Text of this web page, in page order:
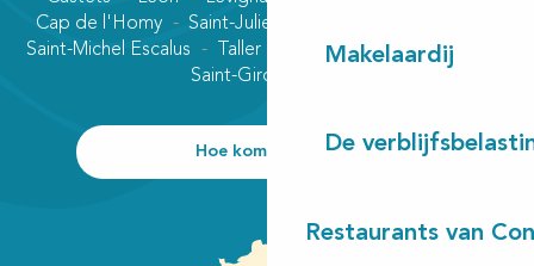
Makelaardij
De
Restaurants van
Cap de l'Homy
Saint-Julien-en-Born
Saint-Michel Escalus
Taller
Vielle-Saint-Girons
Saint-Girons plage
Hoe kom ik daar?